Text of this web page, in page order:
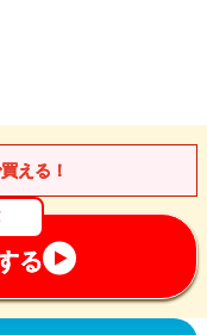
える！
る